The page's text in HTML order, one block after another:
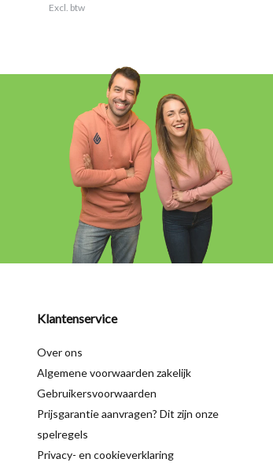
Excl. btw
Klantenservice
Over ons
Algemene voorwaarden zakelijk
Gebruikersvoorwaarden
Prijsgarantie aanvragen? Dit zijn onze
spelregels
Privacy- en cookieverklaring